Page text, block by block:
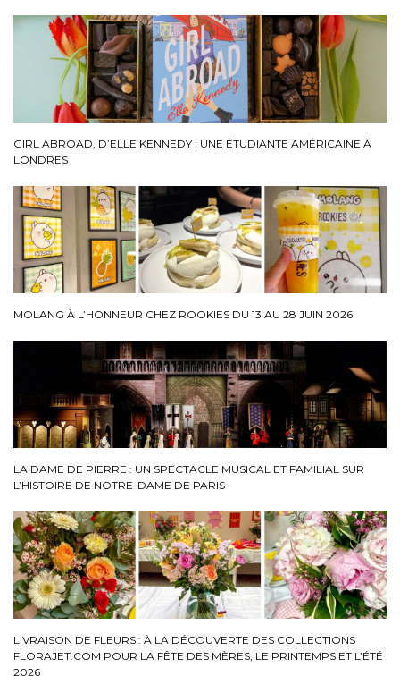
GIRL ABROAD, D’ELLE KENNEDY : UNE ÉTUDIANTE AMÉRICAINE À
LONDRES
MOLANG À L’HONNEUR CHEZ ROOKIES DU 13 AU 28 JUIN 2026
LA DAME DE PIERRE : UN SPECTACLE MUSICAL ET FAMILIAL SUR
L’HISTOIRE DE NOTRE-DAME DE PARIS
LIVRAISON DE FLEURS : À LA DÉCOUVERTE DES COLLECTIONS
FLORAJET.COM POUR LA FÊTE DES MÈRES, LE PRINTEMPS ET L’ÉTÉ
2026